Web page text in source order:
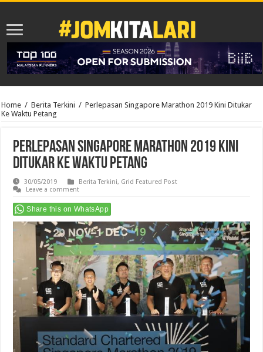
Home / Berita Terkini / Perlepasan Singapore Marathon 2019 Kini Ditukar
Ke Waktu Petang
Perlepasan Singapore Marathon 2019 Kini
Ditukar Ke Waktu Petang
30/05/2019 Berita Terkini, Grid Featured Post
Leave a comment
Share this on WhatsApp